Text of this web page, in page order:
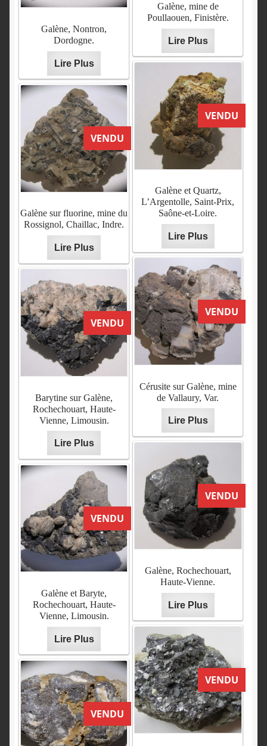
Galène, mine de
Poullaouen, Finistère.
Lire Plus
Galène, Nontron,
Dordogne.
Lire Plus
VENDU
Galène et Quartz,
L’Argentolle, Saint-Prix,
Saône-et-Loire.
Lire Plus
VENDU
Galène sur fluorine, mine du
Rossignol, Chaillac, Indre.
Lire Plus
VENDU
Cérusite sur Galène, mine
de Vallaury, Var.
Lire Plus
VENDU
Barytine sur Galène,
Rochechouart, Haute-
Vienne, Limousin.
Lire Plus
VENDU
Galène, Rochechouart,
Haute-Vienne.
Lire Plus
VENDU
Galène et Baryte,
Rochechouart, Haute-
Vienne, Limousin.
Lire Plus
VENDU
VENDU